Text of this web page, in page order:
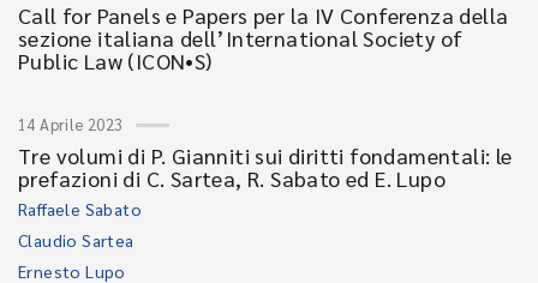
Call for Panels e Papers per la IV Conferenza della
sezione italiana dell’International Society of
Public Law (ICON•S)
14 Aprile 2023
Tre volumi di P. Gianniti sui diritti fondamentali: le
prefazioni di C. Sartea, R. Sabato ed E. Lupo
Raffaele Sabato
Claudio Sartea
Ernesto Lupo